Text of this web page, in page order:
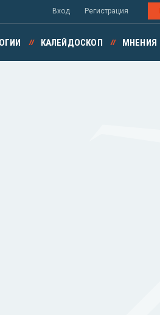
Вход Регистрация
КАЛЕЙДОСКОП МНЕНИЯ